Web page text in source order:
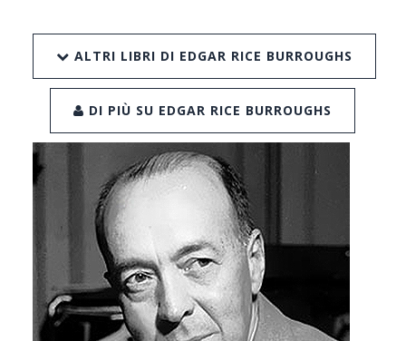
ALTRI LIBRI DI EDGAR RICE BURROUGHS
DI PIÙ SU EDGAR RICE BURROUGHS